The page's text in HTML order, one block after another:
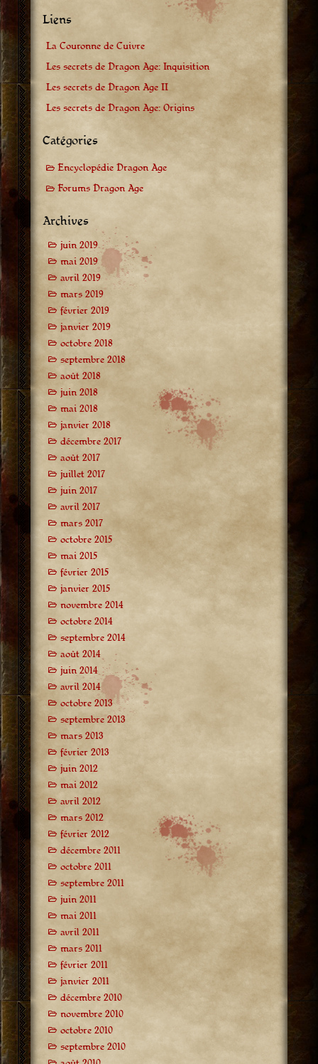
Liens
La Couronne de Cuivre
Les secrets de Dragon Age: Inquisition
Les secrets de Dragon Age II
Les secrets de Dragon Age: Origins
Catégories
Encyclopédie Dragon Age
Forums Dragon Age
Archives
juin 2019
mai 2019
avril 2019
mars 2019
février 2019
janvier 2019
octobre 2018
septembre 2018
août 2018
juin 2018
mai 2018
janvier 2018
décembre 2017
août 2017
juillet 2017
juin 2017
avril 2017
mars 2017
octobre 2015
mai 2015
février 2015
janvier 2015
novembre 2014
octobre 2014
septembre 2014
août 2014
juin 2014
avril 2014
octobre 2013
septembre 2013
mars 2013
février 2013
juin 2012
mai 2012
avril 2012
mars 2012
février 2012
décembre 2011
octobre 2011
septembre 2011
juin 2011
mai 2011
avril 2011
mars 2011
février 2011
janvier 2011
décembre 2010
novembre 2010
octobre 2010
septembre 2010